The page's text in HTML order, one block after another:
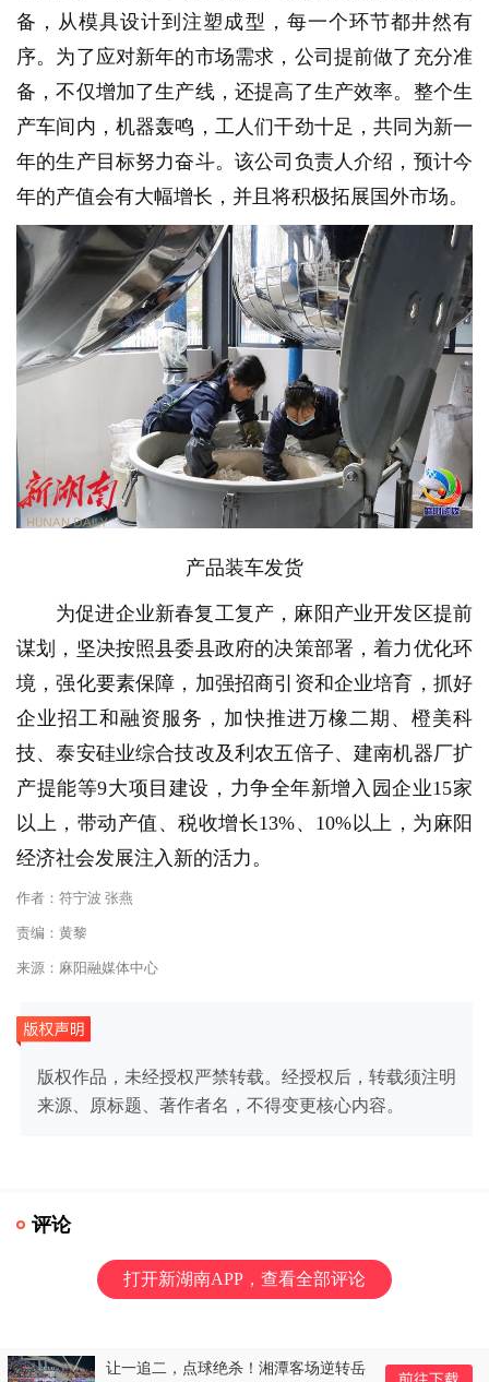
备，从模具设计到注塑成型，每一个环节都井然有
序。为了应对新年的市场需求，公司提前做了充分准
备，不仅增加了生产线，还提高了生产效率。整个生
产车间内，机器轰鸣，工人们干劲十足，共同为新一
年的生产目标努力奋斗。该公司负责人介绍，预计今
年的产值会有大幅增长，并且将积极拓展国外市场。
产品装车发货
为促进企业新春复工复产，麻阳产业开发区提前
谋划，坚决按照县委县政府的决策部署，着力优化环
境，强化要素保障，加强招商引资和企业培育，抓好
企业招工和融资服务，加快推进万橡二期、橙美科
技、泰安硅业综合技改及利农五倍子、建南机器厂扩
产提能等9大项目建设，力争全年新增入园企业15家
以上，带动产值、税收增长13%、10%以上，为麻阳
经济社会发展注入新的活力。
作者：符宁波 张燕
责编：黄黎
来源：麻阳融媒体中心
版权作品，未经授权严禁转载。经授权后，转载须注明
来源、原标题、著作者名，不得变更核心内容。
评论
打开新湖南APP，查看全部评论
让一追二，点球绝杀！湘潭客场逆转岳